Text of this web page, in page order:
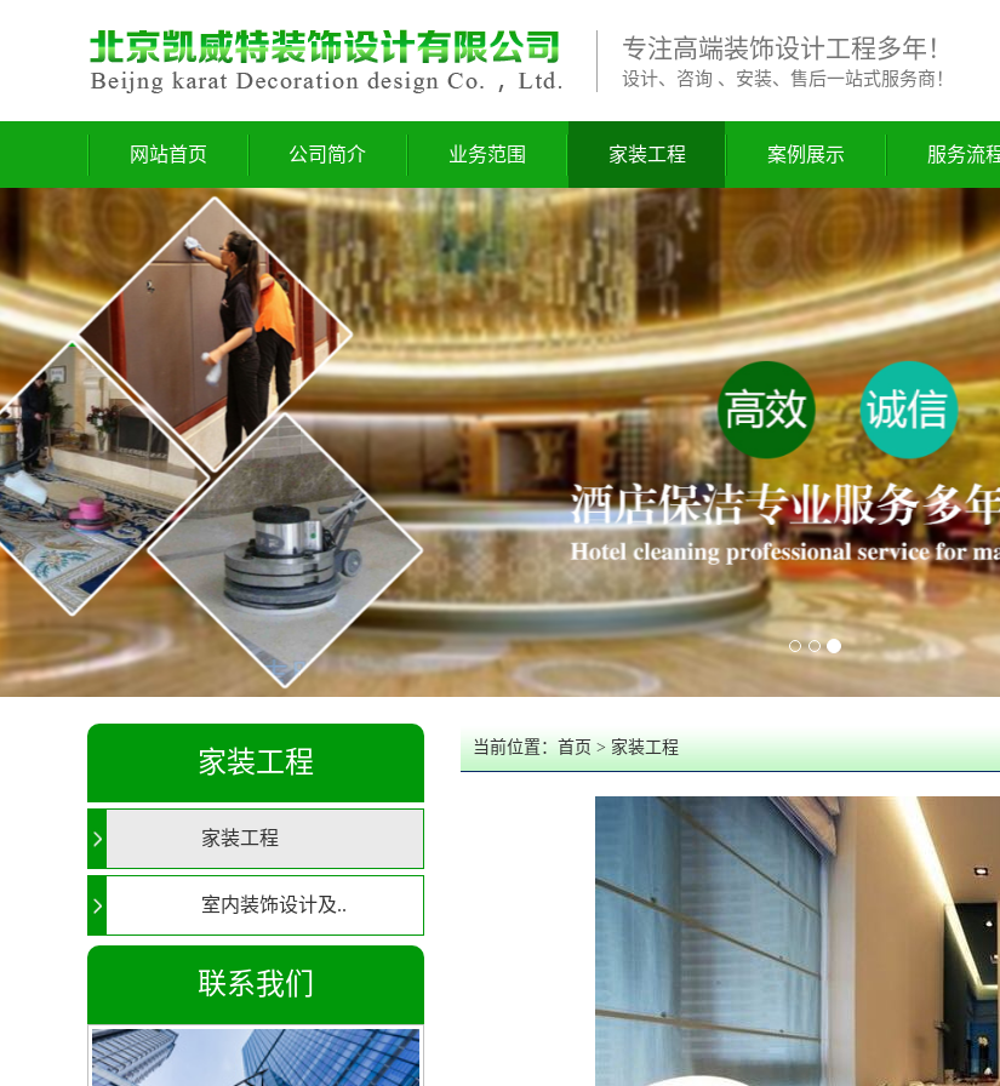
专注高端装饰设计工程多年！
设计、咨询 、安装、售后一站式服务商！
网站首页 公司简介 业务范围 家装工程 案例展示 服务流
家装工程
家装工程
室内装饰设计及..
联系我们
当前位置： 首页 > 家装工程